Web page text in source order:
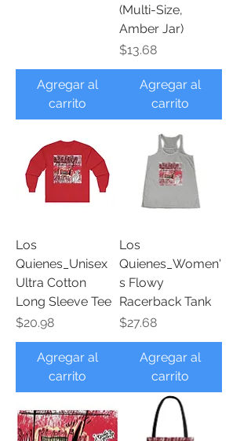
Agregar al
carrito
(Multi-Size,
Amber Jar)
Precio
$13.68
Agregar al
carrito
Los
Quienes_Unisex
Ultra Cotton
Long Sleeve Tee
Precio
$20.98
Agregar al
carrito
Los
Quienes_Women'
s Flowy
Racerback Tank
Precio
$27.68
Agregar al
carrito